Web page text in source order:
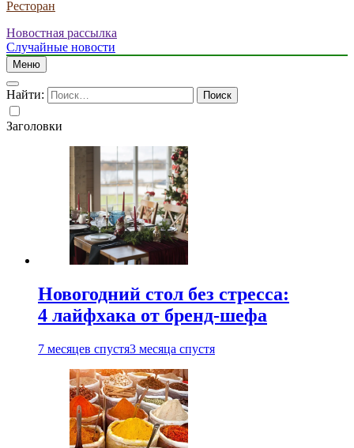
Ресторан
Новостная рассылка
Случайные новости
Меню
Найти:
Заголовки
Новогодний стол без стресса:
4 лайфхака от бренд-шефа
7 месяцев спустя3 месяца спустя